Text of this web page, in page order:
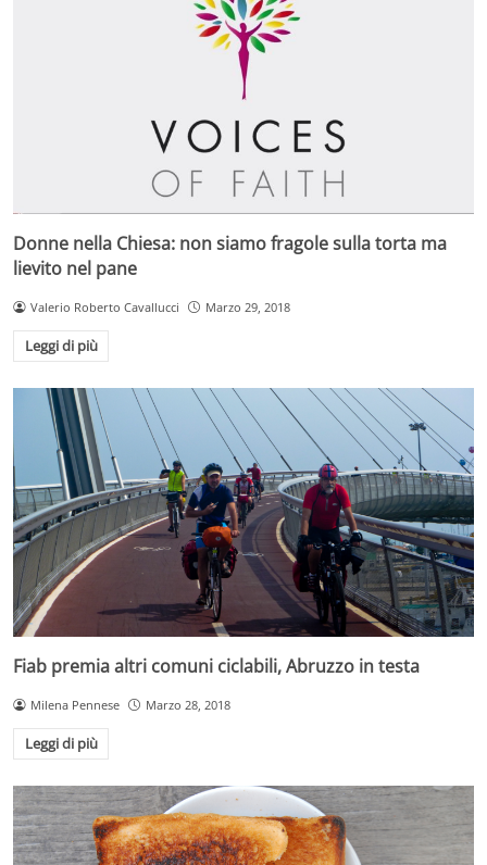
Donne nella Chiesa: non siamo fragole sulla torta ma
lievito nel pane
Valerio Roberto Cavallucci Marzo 29, 2018
Leggi di più
Fiab premia altri comuni ciclabili, Abruzzo in testa
Milena Pennese Marzo 28, 2018
Leggi di più